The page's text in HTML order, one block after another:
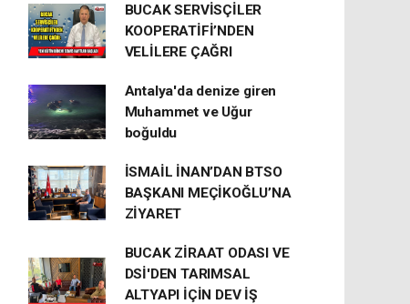
BUCAK SERVİSÇİLER
KOOPERATİFİ’NDEN
VELİLERE ÇAĞRI
Antalya'da denize giren
Muhammet ve Uğur
boğuldu
İSMAİL İNAN’DAN BTSO
BAŞKANI MEÇİKOĞLU’NA
ZİYARET
BUCAK ZİRAAT ODASI VE
DSİ'DEN TARIMSAL
ALTYAPI İÇİN DEV İŞ